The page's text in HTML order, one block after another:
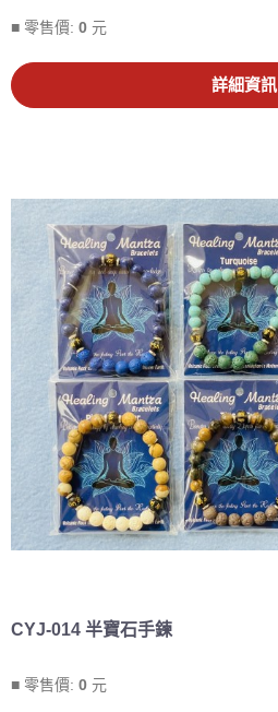
■ 零售價: 0 元
詳細資訊
CYJ-014 半寶石手鍊
■ 零售價: 0 元